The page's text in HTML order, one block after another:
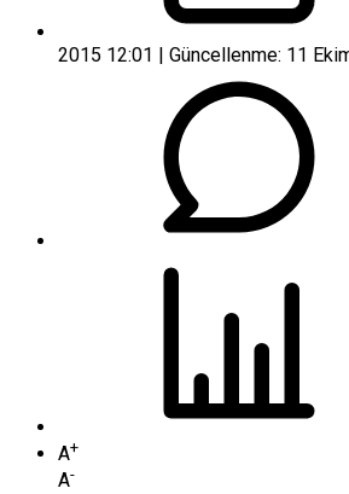
2015 12:01 | Güncellenme: 11
A+
A-